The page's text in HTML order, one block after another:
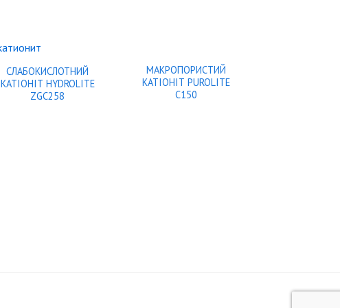
СЛАБОКИСЛОТНИЙ
КАТIОНIТ HYDROLITE
ZGC258
МАКРОПОРИСТИЙ
КАТІОНІТ PUROLITE
C150